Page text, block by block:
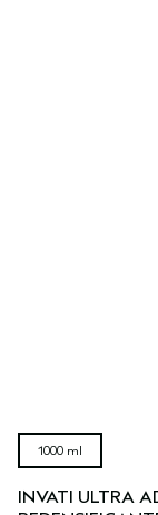
1000 ml
INVATI ULTRA